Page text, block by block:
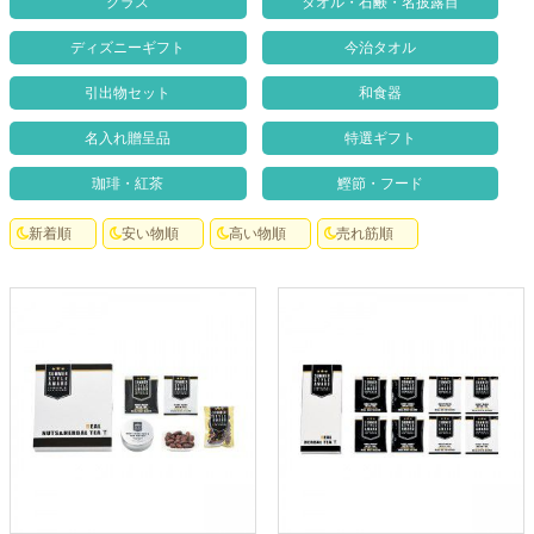
クロックギフト
引菓子
内祝い 出産祝い
季節イベント特集
ディズニーギフト 今治タオル
引出物セット 和食器
名入れ贈呈品 特選ギフト
珈琲・紅茶 鰹節・フード
新着順 安い物順 高い物順 売れ筋順